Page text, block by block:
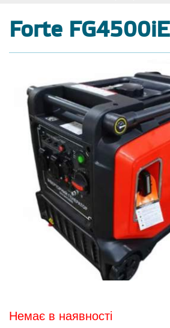
Forte FG4500iE
Немає в наявності